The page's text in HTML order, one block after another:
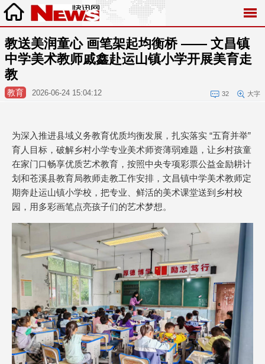
教送美润童心 画笔架起均衡桥 —— 文昌镇
中学美术教师戚鑫赴运山镇小学开展美育走
教
教育 2026-06-24 15:04:12 32 大字
为深入推进县域义务教育优质均衡发展，扎实落实 “五育并举”
育人目标，破解乡村小学专业美术师资薄弱难题，让乡村孩童
在家门口畅享优质艺术教育，按照中央专项彩票公益金励耕计
划和苍溪县教育局教师走教工作安排，文昌镇中学美术教师定
期奔赴运山镇小学校，把专业、鲜活的美术课堂送到乡村校
园，用多彩画笔点亮孩子们的艺术梦想。